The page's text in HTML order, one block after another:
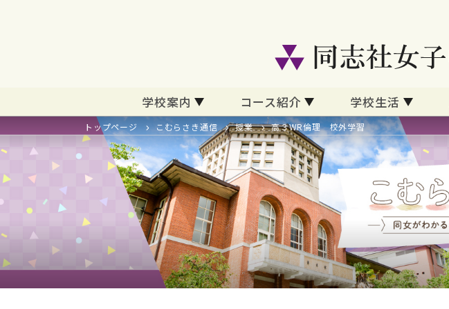
学校案内 コース紹介 学校生活
トップページ こむらさき通信 授業 高３WR倫理 校外学習